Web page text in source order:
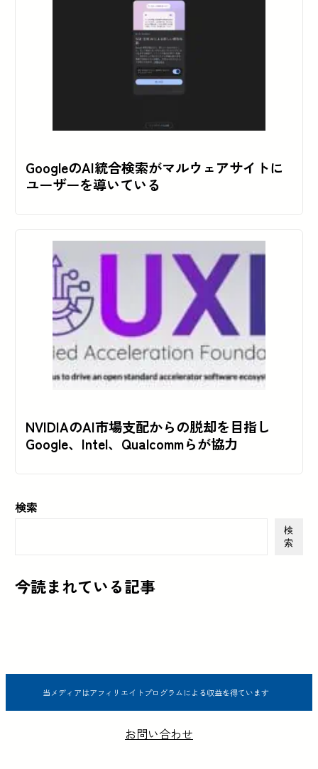
GoogleのAI統合検索がマルウェアサイトに
ユーザーを導いている
NVIDIAのAI市場支配からの脱却を目指し
Google、Intel、Qualcommらが協力
検索
検
索
今読まれている記事
当メディアはアフィリエイトプログラムによる収益を得ています
お問い合わせ